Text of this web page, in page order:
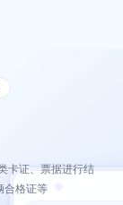
卡证、票据进行结
合格证等